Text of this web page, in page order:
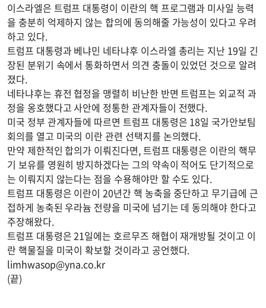
이스라엘은 트럼프 대통령이 이란의 핵 프로그램과 미사일 능력
을 충분히 억제하지 않는 합의에 동의해줄 가능성이 있다고 우려
하고 있다.
트럼프 대통령과 베냐민 네타냐후 이스라엘 총리는 지난 19일 긴
장된 분위기 속에서 통화하면서 의견 충돌이 있었던 것으로 알려
졌다.
네타냐후는 휴전 협정을 맹렬히 비난한 반면 트럼프는 외교적 과
정을 옹호했다고 사안에 정통한 관계자들이 전했다.
미국 정부 관계자들에 따르면 트럼프 대통령은 18일 국가안보팀
회의를 열고 미국의 이란 관련 선택지를 논의했다.
만약 제한적인 합의가 이뤄진다면, 트럼프 대통령은 이란의 핵무
기 보유를 영원히 방지하겠다는 그의 약속이 적어도 단기적으로
는 이뤄지지 않는다는 점을 수용해야만 할 수도 있다.
트럼프 대통령은 이란이 20년간 핵 농축을 중단하고 무기급에 근
접하게 농축된 우라늄 전량을 미국에 넘기는 데 동의해야 한다고
주장해왔다.
트럼프 대통령은 21일에는 호르무즈 해협이 재개방될 것이고 이
란 핵물질을 미국이 확보할 것이라고 공언했다.
limhwasop@yna.co.kr
(끝)